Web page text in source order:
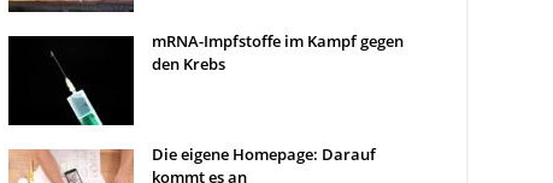
mRNA-Impfstoffe im Kampf gegen
den Krebs
Die eigene Homepage: Darauf
kommt es an